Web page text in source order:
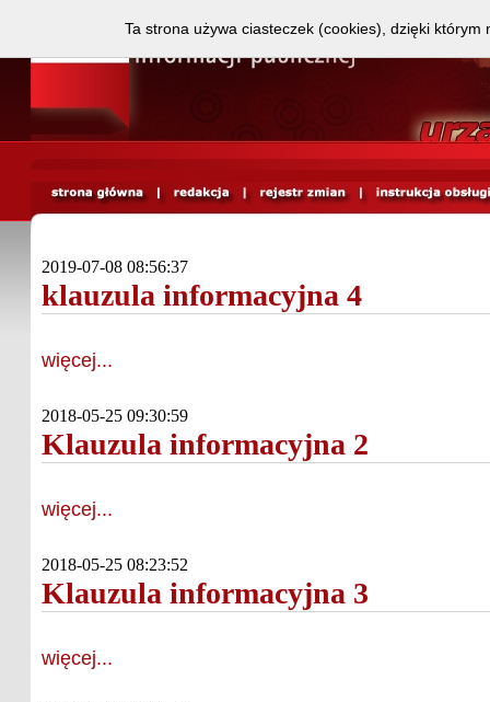
2019-07-08 08:56:37
klauzula informacyjna 4
więcej...
2018-05-25 09:30:59
Klauzula informacyjna 2
więcej...
2018-05-25 08:23:52
Klauzula informacyjna 3
więcej...
Ta strona używa ciasteczek (cookies), dzięki którym